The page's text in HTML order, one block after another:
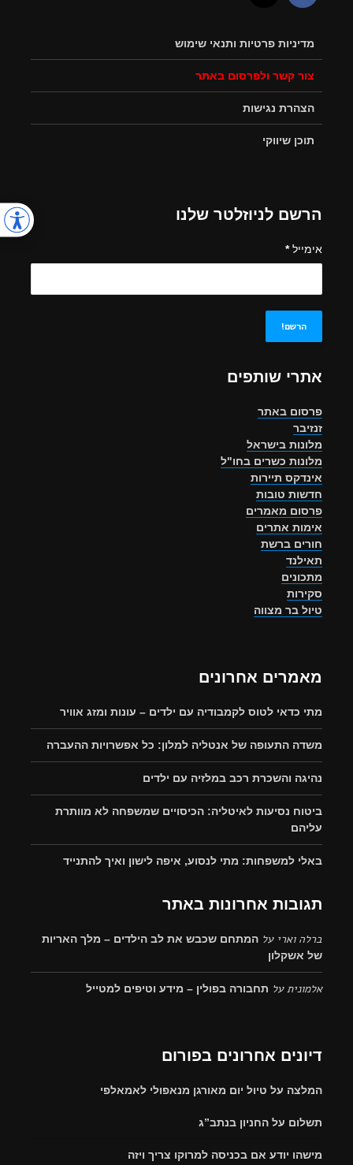
מדיניות פרטיות ותנאי שימוש
צור קשר ולפרסום באתר
הצהרת נגישות
תוכן שיווקי
הרשם לניוזלטר שלנו
אימייל*
אתרי שותפים
פרסום באתר
זנזיבר
מלונות בישראל
מלונות כשרים בחו"ל
אינדקס תיירות
חדשות טובות
פרסום מאמרים
אימות אתרים
חורים ברשת
תאילנד
מתכונים
סקירות
טיול בר מצווה
מאמרים אחרונים
מתי כדאי לטוס לקמבודיה עם ילדים – עונות ומזג אוויר
משדה התעופה של אנטליה למלון: כל אפשרויות ההעברה
נהיגה והשכרת רכב במלזיה עם ילדים
ביטוח נסיעות לאיטליה: הכיסויים שמשפחה לא מוותרת
עליהם
באלי למשפחות: מתי לנסוע, איפה לישון ואיך להתנייד
תגובות אחרונות באתר
ברלה וארי על המתחם שכבש את לב הילדים – מלך האריות
של אשקלון
אלמוניתעל תחבורה בפולין – מידע וטיפים למטייל
דיונים אחרונים בפורום
המלצה על טיול יום מאורגן מנאפולי לאמאלפי
תשלום על החניון בנתב”ג
מישהו יודע אם בכניסה למרוקו צריך ויזה